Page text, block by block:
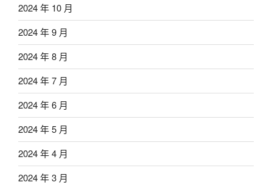
2024 年 10 月
2024 年 9 月
2024 年 8 月
2024 年 7 月
2024 年 6 月
2024 年 5 月
2024 年 4 月
2024 年 3 月